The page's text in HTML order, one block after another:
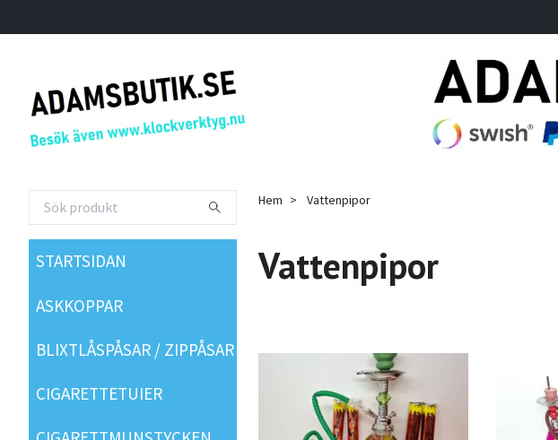
STARTSIDAN
ASKKOPPAR
BLIXTLÅSPÅSAR / ZIPPÅSAR
CIGARETTETUIER
Hem Vattenpipor
Vattenpipor